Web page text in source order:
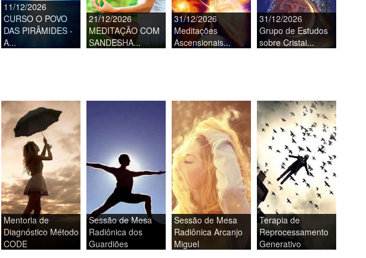
11/12/2026
CURSO O POVO
DAS PIRÂMIDES -
A...
21/12/2026
MEDITAÇÃO COM
SANDESHA...
31/12/2026
Meditações
Ascensionais...
31/12/2026
Grupo de Estudos
sobre Cristai...
Mentoria de
Diagnóstico Método
CODE
Sessão de Mesa
Radiônica dos
Guardiões
Sessão de Mesa
Radiônica Arcanjo
Miguel
Terapia de
Reprocessamento
Generativo